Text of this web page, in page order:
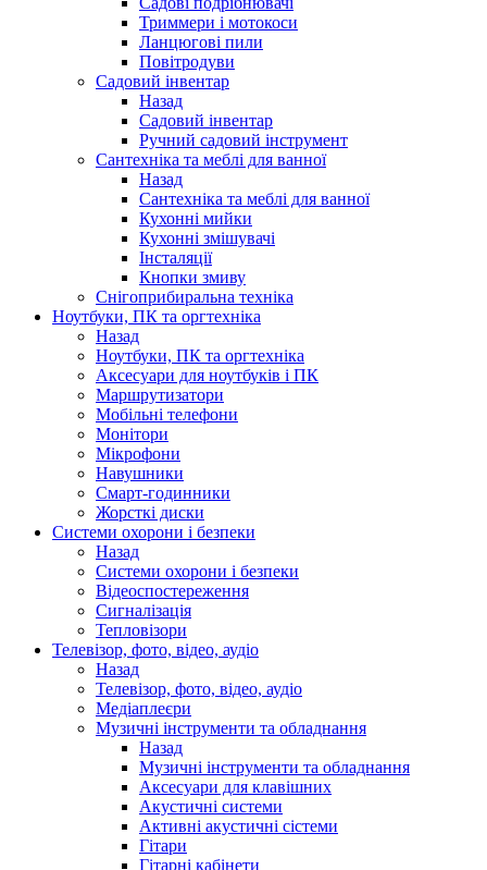
Триммери і мотокоси
Ланцюгові пили
Повітродуви
Садовий інвентар
Назад
Садовий інвентар
Ручний садовий інструмент
Сантехніка та меблі для ванної
Назад
Сантехніка та меблі для ванної
Кухонні мийки
Кухонні змішувачі
Інсталяції
Кнопки змиву
Снігоприбиральна техніка
Ноутбуки, ПК та оргтехніка
Назад
Ноутбуки, ПК та оргтехніка
Аксесуари для ноутбуків і ПК
Маршрутизатори
Мобільні телефони
Монітори
Мікрофони
Навушники
Смарт-годинники
Жорсткі диски
Системи охорони і безпеки
Назад
Системи охорони і безпеки
Відеоспостереження
Сигналізація
Тепловізори
Телевізор, фото, відео, аудіо
Назад
Телевізор, фото, відео, аудіо
Медіаплеєри
Музичні інструменти та обладнання
Назад
Музичні інструменти та обладнання
Аксесуари для клавішних
Акустичні системи
Активні акустичні сістеми
Гітари
Гітарні кабінети